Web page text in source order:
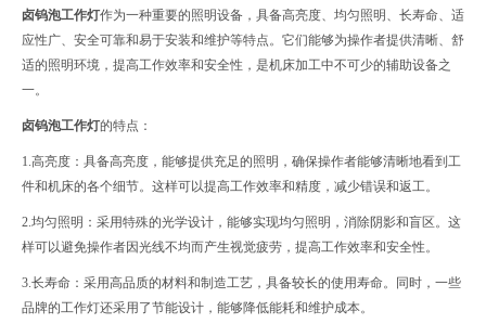
卤钨泡工作灯作为一种重要的照明设备，具备高亮度、均匀照明、长寿命、适
应性广、安全可靠和易于安装和维护等特点。它们能够为操作者提供清晰、舒
适的照明环境，提高工作效率和安全性，是机床加工中不可少的辅助设备之
一。
卤钨泡工作灯的特点：
1.高亮度：具备高亮度，能够提供充足的照明，确保操作者能够清晰地看到工
件和机床的各个细节。这样可以提高工作效率和精度，减少错误和返工。
2.均匀照明：采用特殊的光学设计，能够实现均匀照明，消除阴影和盲区。这
样可以避免操作者因光线不均而产生视觉疲劳，提高工作效率和安全性。
3.长寿命：采用高品质的材料和制造工艺，具备较长的使用寿命。同时，一些
品牌的工作灯还采用了节能设计，能够降低能耗和维护成本。